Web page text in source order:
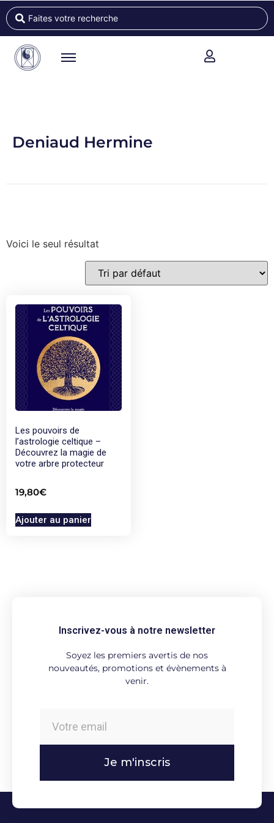
Deniaud Hermine
Voici le seul résultat
Les pouvoirs de
l’astrologie celtique –
Découvrez la magie de
votre arbre protecteur
19,80€
Ajouter au panier
Inscrivez-vous à notre newsletter
Soyez les premiers avertis de nos
nouveautés, promotions et évènements à
venir.
Je m'inscris